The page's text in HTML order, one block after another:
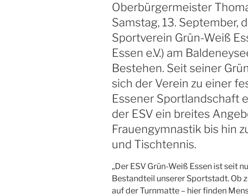
Oberbürgermeister
Samstag, 13. September,
Sportverein Grün-Weiß
Essen e.V.) am
Bestehen. Seit seiner
sich der Verein zu einer
Essener Sportlandschaft
der ESV ein breites
Frauengymnastik bis hin
und Tischtennis.
„Der ESV Grün-Weiß Essen ist seit
Bestandteil unserer Sportstadt. Ob
auf der Turnmatte – hier finden